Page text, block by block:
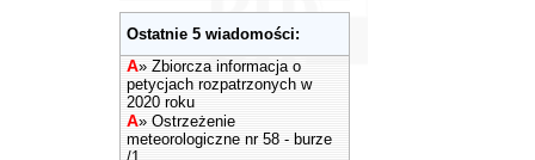
Ostatnie 5 wiadomości:
A» Zbiorcza informacja o
petycjach rozpatrzonych w
2020 roku
A» Ostrzeżenie
meteorologiczne nr 58 - burze